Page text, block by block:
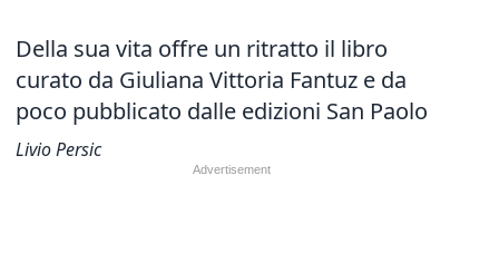
Della sua vita offre un ritratto il libro
curato da Giuliana Vittoria Fantuz e da
poco pubblicato dalle edizioni San Paolo
Livio Persic